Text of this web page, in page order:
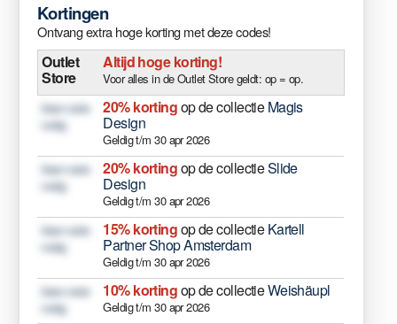
Kortingen
Ontvang extra hoge korting met deze codes!
Outlet
Store
Altijd hoge korting!
Voor alles in de Outlet Store geldt: op = op.
Geen code
nodig
20% kortingop de collectieMagis
Design
Geldig t/m 30 apr 2026
Geen code
nodig
20% kortingop de collectieSlide
Design
Geldig t/m 30 apr 2026
Geen code
nodig
15% kortingop de collectieKartell
Partner Shop Amsterdam
Geldig t/m 30 apr 2026
Geen code
nodig
10% kortingop de collectieWeishäupl
Geldig t/m 30 apr 2026